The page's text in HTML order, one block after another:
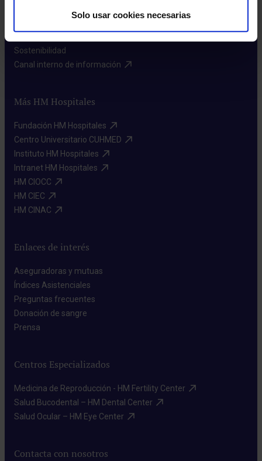
Solo usar cookies necesarias
Sostenibilidad​
Canal interno de información​
Más HM Hospitales
Fundación HM Hospitales​
Centro Universitario CUHMED​
Instituto HM Hospitales​
Intranet HM Hospitales​
HM CIOCC​
HM CIEC​
HM CINAC​
Enlaces de interés
Aseguradoras y mutuas​
Índices Asistenciales​
Preguntas frecuentes​
Donación de sangre​
Prensa​
Centros Especializados
Medicina de Reproducción - HM Fertility Center​
Salud Bucodental – HM Dental Center​
Salud Ocular – HM Eye Center​
Contacta con nosotros